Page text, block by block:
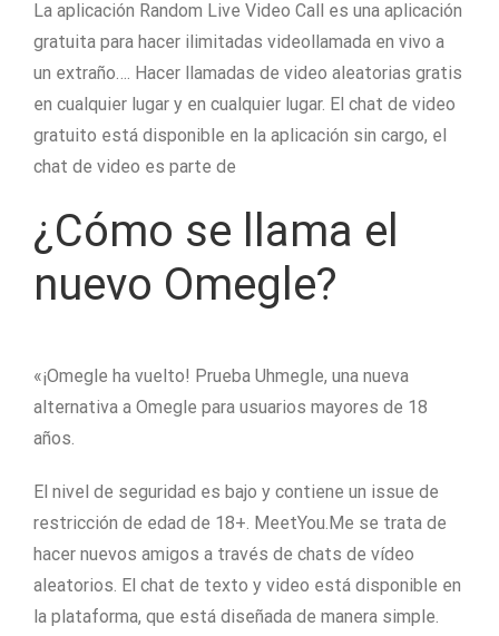
La aplicación Random Live Video Call es una aplicación
gratuita para hacer ilimitadas videollamada en vivo a
un extraño…. Hacer llamadas de video aleatorias gratis
en cualquier lugar y en cualquier lugar. El chat de video
gratuito está disponible en la aplicación sin cargo, el
chat de video es parte de
¿Cómo se llama el
nuevo Omegle?
«¡Omegle ha vuelto! Prueba Uhmegle, una nueva
alternativa a Omegle para usuarios mayores de 18
años.
El nivel de seguridad es bajo y contiene un issue de
restricción de edad de 18+. MeetYou.Me se trata de
hacer nuevos amigos a través de chats de vídeo
aleatorios. El chat de texto y video está disponible en
la plataforma, que está diseñada de manera simple.